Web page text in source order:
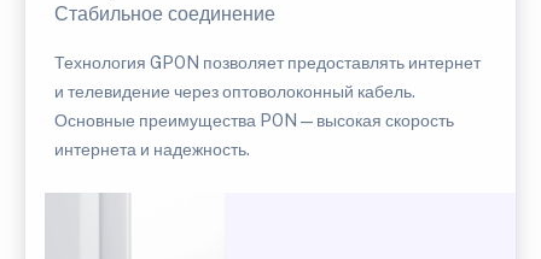
Стабильное соединение
Технология GPON позволяет предоставлять интернет
и телевидение через оптоволоконный кабель.
Основные преимущества PON — высокая скорость
интернета и надежность.